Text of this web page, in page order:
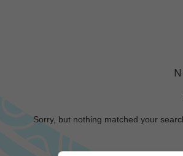
Sorry, but nothing matched your